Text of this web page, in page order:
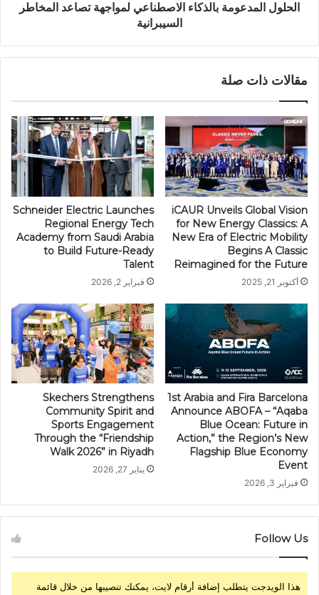
الحلول المدعومة بالذكاء الاصطناعي لمواجهة تصاعد المخاطر
السيبرانية
مقالات ذات صلة
iCAUR Unveils Global Vision
for New Energy Classics: A
New Era of Electric Mobility
Begins A Classic
Reimagined for the Future
أكتوبر 21, 2025
Schneider Electric Launches
Regional Energy Tech
Academy from Saudi Arabia
to Build Future-Ready
Talent
فبراير 2, 2026
1st Arabia and Fira Barcelona
Announce ABOFA – “Aqaba
Blue Ocean: Future in
Action,” the Region’s New
Flagship Blue Economy
Event
فبراير 3, 2026
Skechers Strengthens
Community Spirit and
Sports Engagement
Through the “Friendship
Walk 2026” in Riyadh
يناير 27, 2026
Follow Us
هذا الويدجت يتطلب إضافة أرقام لايت، يمكنك تنصيبها من خلال قائمة